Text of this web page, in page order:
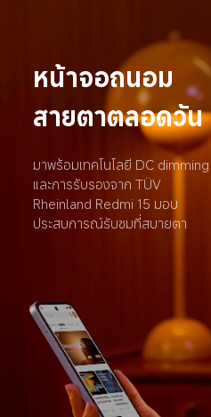
หน้าจอถนอม
สายตาตลอดวัน
มาพร้อมเทคโนโลยี DC dimming
และการรับรองจาก TÜV
Rheinland Redmi 15 มอบ
ประสบการณ์รับชมที่สบายตา